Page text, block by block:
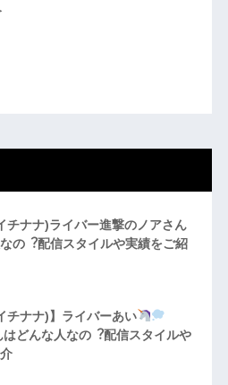
チナナ)ライバー進撃のノアさん
の︖配信スタイルや実績をご紹
チナナ)】ライバーあい
どんな人なの︖配信スタイルや